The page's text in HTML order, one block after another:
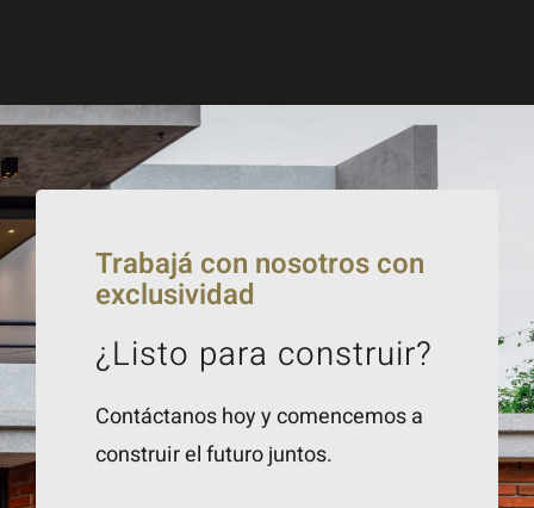
Trabajá con nosotros con
exclusividad
¿Listo para construir?
Contáctanos hoy y comencemos a
construir el futuro juntos.